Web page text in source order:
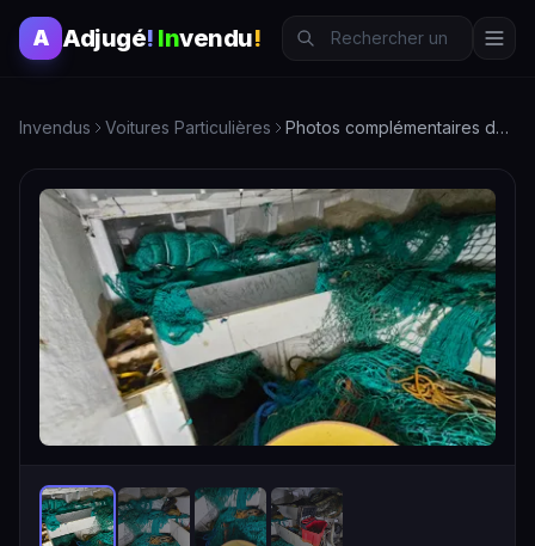
A Adjugé! Invendu!
Invendus Voitures Particulières Photos complémentaires du chalutier "Le Lucky" : Filets